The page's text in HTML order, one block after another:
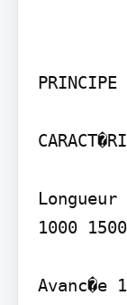
PRINCIPE
Longueur
1000
Avanc�e